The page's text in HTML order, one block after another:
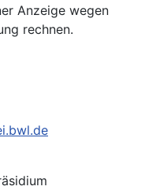
Anzeige wegen
rechnen.